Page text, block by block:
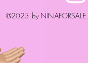
@2023 by NINAFORSALE.